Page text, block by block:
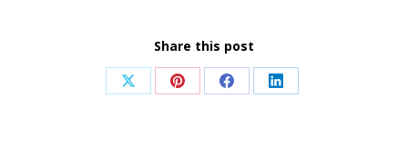
Share this post
Share Share Share Share